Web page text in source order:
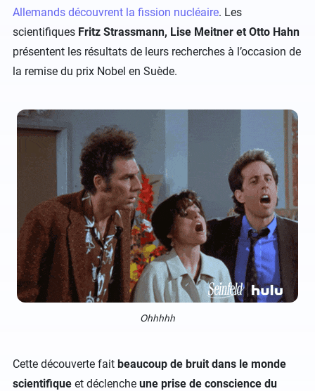
Allemands découvrent la fission nucléaire. Les
scientifiques Fritz Strassmann, Lise Meitner et Otto Hahn
présentent les résultats de leurs recherches à l’occasion de
la remise du prix Nobel en Suède.
Ohhhhh
Cette découverte fait beaucoup de bruit dans le monde
scientifique et déclenche une prise de conscience du